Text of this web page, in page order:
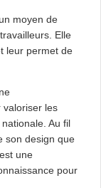
moyen de
Elle
leur permet de
valoriser les
Au fil
son design que
une
pour